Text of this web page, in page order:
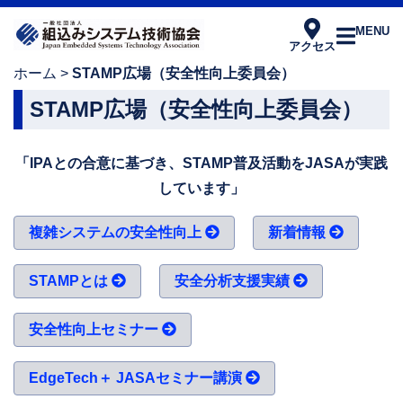
アクセス
MENU
ホーム > STAMP広場（安全性向上委員会）
STAMP広場（安全性向上委員会）
「IPAとの合意に基づき、STAMP普及活動をJASAが実践
しています」
複雑システムの安全性向上 新着情報
STAMPとは 安全分析支援実績
安全性向上セミナー
EdgeTech＋ JASAセミナー講演